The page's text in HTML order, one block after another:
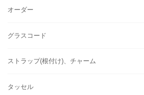
オーダー
グラスコード
ストラップ(根付け)、チャーム
タッセル